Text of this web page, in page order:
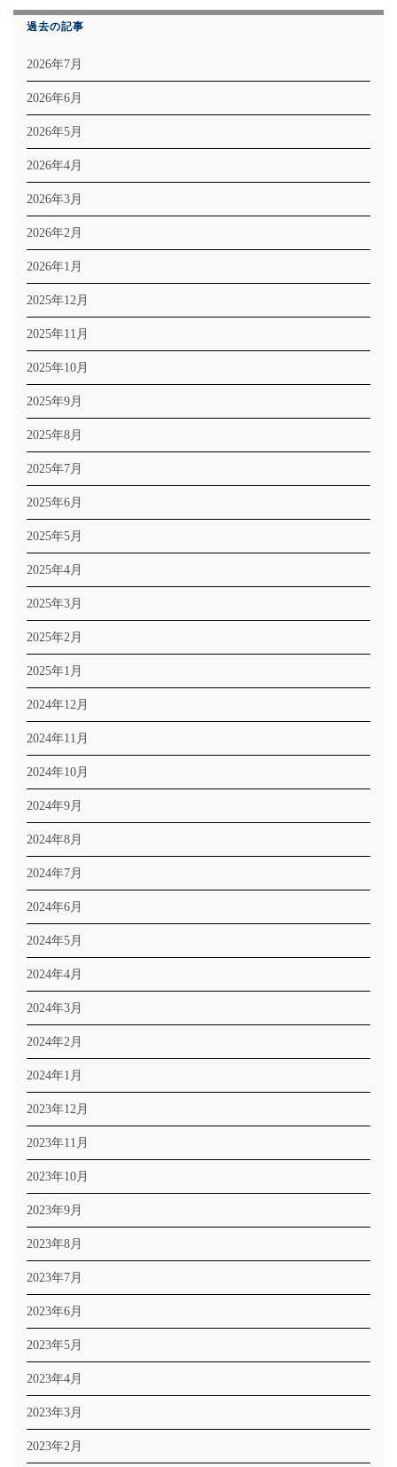
過去の記事
2026年7月
2026年6月
2026年5月
2026年4月
2026年3月
2026年2月
2026年1月
2025年12月
2025年11月
2025年10月
2025年9月
2025年8月
2025年7月
2025年6月
2025年5月
2025年4月
2025年3月
2025年2月
2025年1月
2024年12月
2024年11月
2024年10月
2024年9月
2024年8月
2024年7月
2024年6月
2024年5月
2024年4月
2024年3月
2024年2月
2024年1月
2023年12月
2023年11月
2023年10月
2023年9月
2023年8月
2023年7月
2023年6月
2023年5月
2023年4月
2023年3月
2023年2月